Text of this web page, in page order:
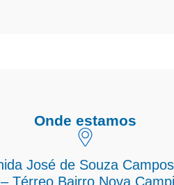
Onde estamos
José de Souza
Térreo Bairro Nova